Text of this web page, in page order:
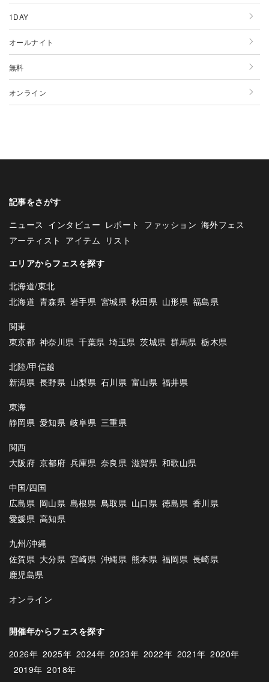
12月
11月
12月
10月
11月
12月
9月
10月
11月
12月
8月
9月
10月
11月
7月
8月
9月
10月
6月
7月
8月
9月
1DAY
オールナイト
無料
オンライン
記事をさがす
ニュース インタビュー レポート ファッション 海外フェス
アーティスト アイテム
リスト
エリアからフェスを探す
北海道/東北
北海道 青森県 岩手県 宮城県 秋田県 山形県 福島県
関東
東京都 神奈川県 千葉県 埼玉県 茨城県 群馬県 栃木県
北陸/甲信越
新潟県 長野県 山梨県 石川県 富山県 福井県
東海
静岡県 愛知県 岐阜県 三重県
関西
大阪府 京都府 兵庫県 奈良県 滋賀県 和歌山県
中国/四国
広島県 岡山県 島根県 鳥取県 山口県 徳島県 香川県
愛媛県 高知県
九州/沖縄
佐賀県 大分県 宮崎県 沖縄県 熊本県 福岡県 長崎県
鹿児島県
オンライン
開催年からフェスを探す
2026年 2025年 2024年 2023年 2022年 2021年 2020年
2019年 2018年